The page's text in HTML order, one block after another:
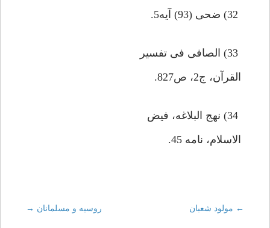
القرآن، ج2، ص827.
الاسلام، نامه 45.
Post
← مولود شعبان روسيه و مسلمانان →